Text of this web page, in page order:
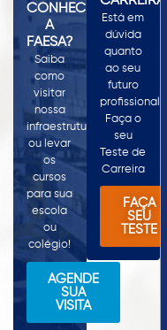
CONHECER
A
FAESA?
Saiba
como
visitar
nossa
infraestrutura
ou levar
os
cursos
para sua
escola
ou
colégio!
AGENDE
SUA
VISITA
Está em
dúvida
quanto
ao seu
futuro
profissional?
Faça o
seu
Teste de
Carreira
FAÇA
SEU
TESTE